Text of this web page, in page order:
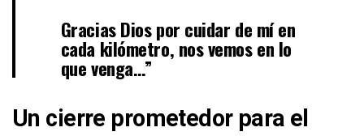
Gracias Dios por cuidar de mí en
cada kilómetro, nos vemos en lo
que venga…”
Un cierre prometedor para el